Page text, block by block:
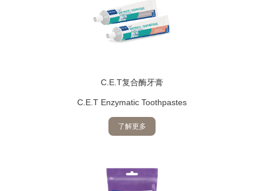
C.E.T复合酶牙膏
C.E.T Enzymatic Toothpastes
了解更多